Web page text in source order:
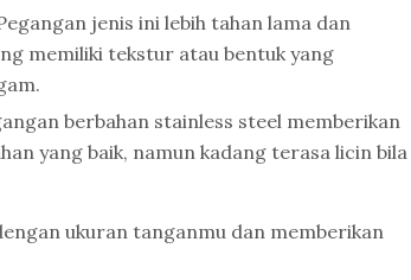
jenis ini lebih tahan lama dan
memiliki tekstur atau bentuk yang
berbahan stainless steel memberikan
yang baik, namun kadang terasa licin bila
ukuran tanganmu dan memberikan